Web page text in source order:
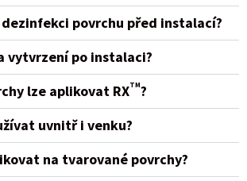
povrchu před instalací?
vytvrzení po instalaci?
lze aplikovat RXTM?
uvnitř i venku?
na tvarované povrchy?